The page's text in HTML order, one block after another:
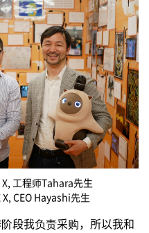
X, 工程师Tahara先生
X, CEO Hayashi先生
段我负责采购，所以我和